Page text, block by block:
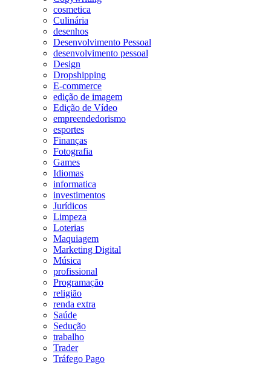
cosmetica
Culinária
desenhos
Desenvolvimento Pessoal
desenvolvimento pessoal
Design
Dropshipping
E-commerce
edição de imagem
Edição de Vídeo
empreendedorismo
esportes
Finanças
Fotografia
Games
Idiomas
informatica
investimentos
Jurídicos
Limpeza
Loterias
Maquiagem
Marketing Digital
Música
profissional
Programação
religião
renda extra
Saúde
Sedução
trabalho
Trader
Tráfego Pago